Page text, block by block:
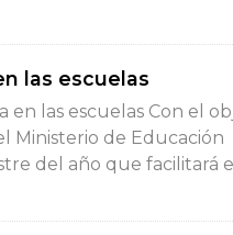
las escuelas
las escuelas Con el
Ministerio de Educación
del año que facilitará el